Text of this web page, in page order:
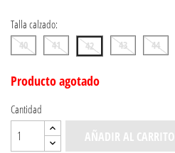
Talla calzado:
40 41 42 43 44
Producto agotado
Cantidad
AÑADIR AL CARRITO